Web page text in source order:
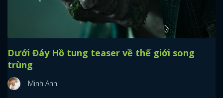
Dưới Đáy Hồ tung teaser về thế giới song
trùng
Minh Anh